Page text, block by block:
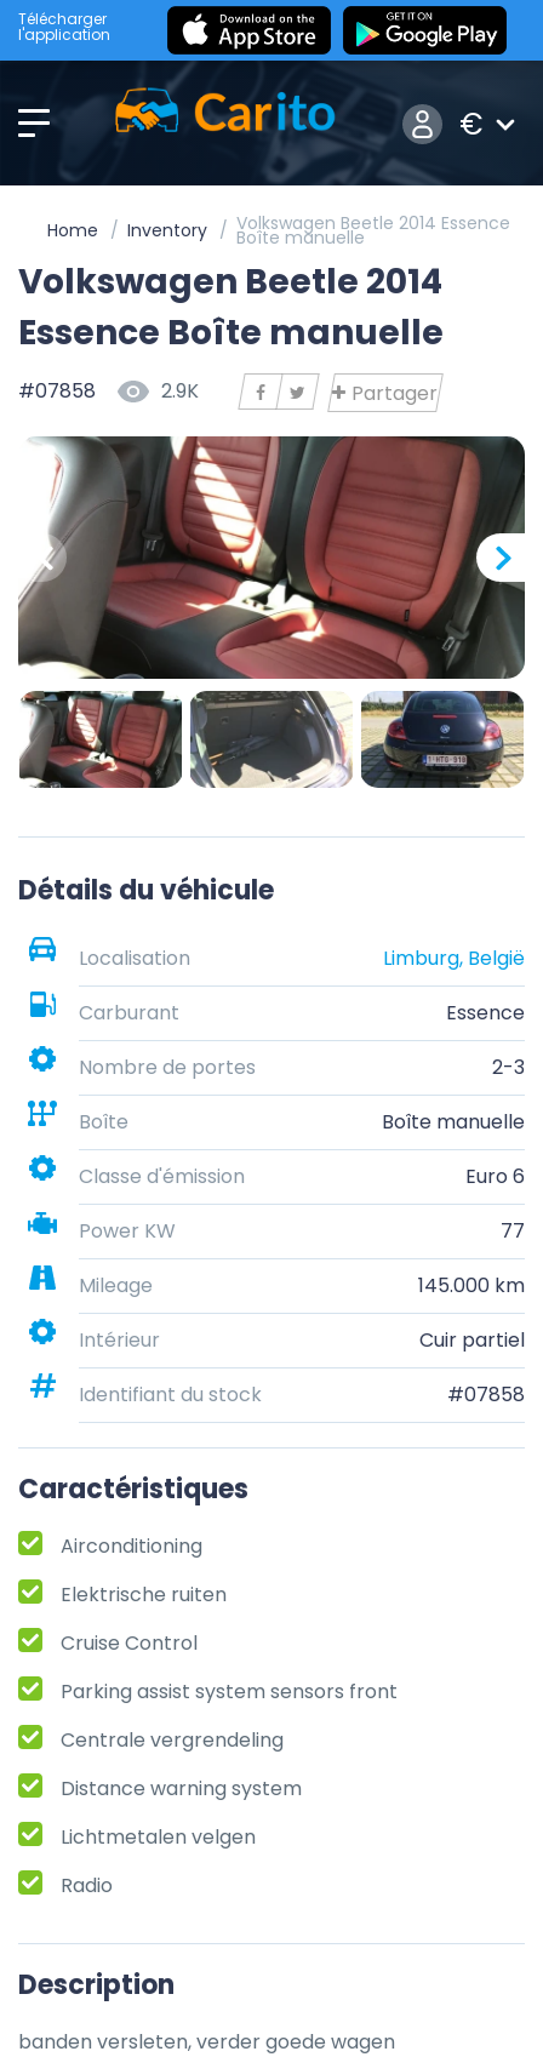
Télécharger
l'application
€
Home Inventory Volkswagen Beetle 2014 Essence
Boîte manuelle
Volkswagen Beetle 2014
Essence Boîte manuelle
#07858 2.9K Partager
Détails du véhicule
Localisation
Limburg, België
Carburant
Essence
Nombre de portes
2-3
Boîte
Boîte manuelle
Classe d'émission
Euro 6
Power KW
77
Mileage
145.000 km
Intérieur
Cuir partiel
Identifiant du stock
#07858
Caractéristiques
Airconditioning
Elektrische ruiten
Cruise Control
Parking assist system sensors front
Centrale vergrendeling
Distance warning system
Lichtmetalen velgen
Radio
Description
banden versleten, verder goede wagen